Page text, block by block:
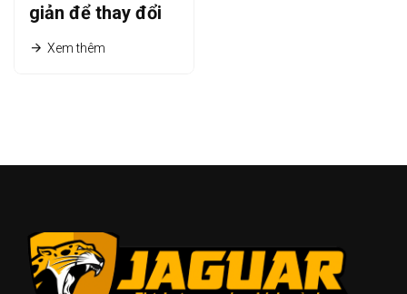
giản để thay đổi
tư duy của bạn
Xem thêm